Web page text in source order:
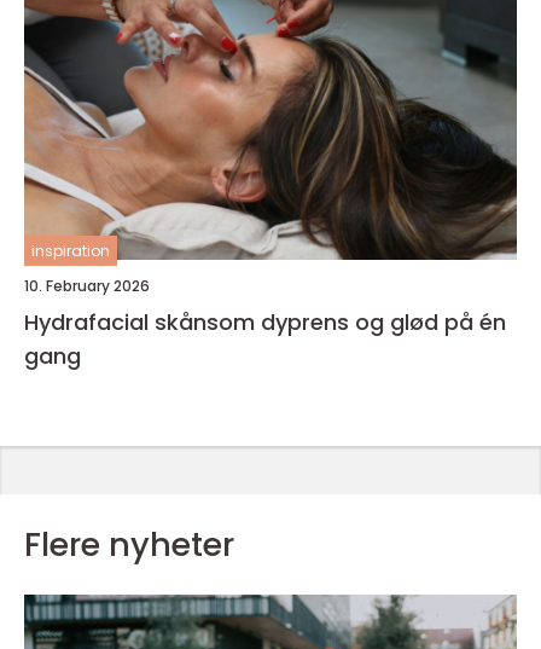
inspiration
10. February 2026
Hydrafacial skånsom dyprens og glød på én
gang
Flere nyheter